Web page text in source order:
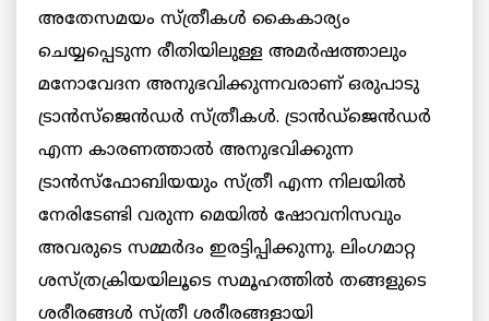
അതേസമയം സ്ത്രീകള്‍ കൈകാര്യം
ചെയ്യപ്പെടുന്ന രീതിയിലുള്ള അമര്‍ഷത്താലും
മനോവേദന അനുഭവിക്കുന്നവരാണ് ഒരുപാടു
ട്രാന്‍സ്‌ജെന്‍ഡര്‍ സ്ത്രീകള്‍. ട്രാന്‍ഡ്‌ജെന്‍ഡര്‍
എന്ന കാരണത്താല്‍ അനുഭവിക്കുന്ന
ട്രാന്‍സ്‌ഫോബിയയും സ്ത്രീ എന്ന നിലയില്‍
നേരിടേണ്ടി വരുന്ന മെയില്‍ ഷോവനിസവും
അവരുടെ സമ്മര്‍ദം ഇരട്ടിപ്പിക്കുന്നു. ലിംഗമാറ്റ
ശസ്ത്രക്രിയയിലൂടെ സമൂഹത്തില്‍ തങ്ങളുടെ
ശരീരങ്ങള്‍ സ്ത്രീ ശരീരങ്ങളായി